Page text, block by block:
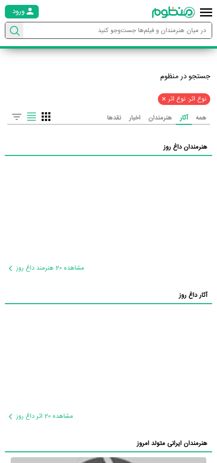
ورود
جستجو در منظوم
نوع اثر: نوع اثر ×
همه آثار هنرمندان اخبار نقدها
هنرمندان داغ روز
مشاهده 20 هنرمند داغ روز
آثار داغ روز
مشاهده 20 اثر داغ روز
هنرمندان ایرانی متولد امروز